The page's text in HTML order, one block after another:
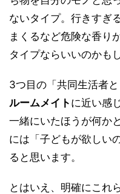
ないタイプ。行きすぎ
まくるなど危険な香り
タイプならいいのかも
3つ目の「共同生活者
ルームメイト に近い感
一緒にいたほうが何か
には「子どもが欲しい
ると思います。
とはいえ、明確にこれ